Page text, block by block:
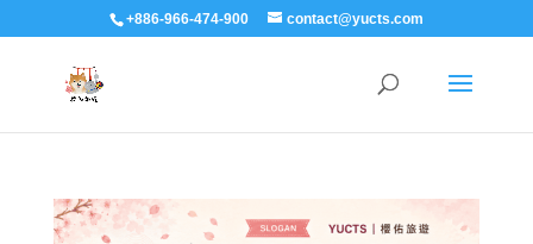
+886-966-474-900 contact@yucts.com